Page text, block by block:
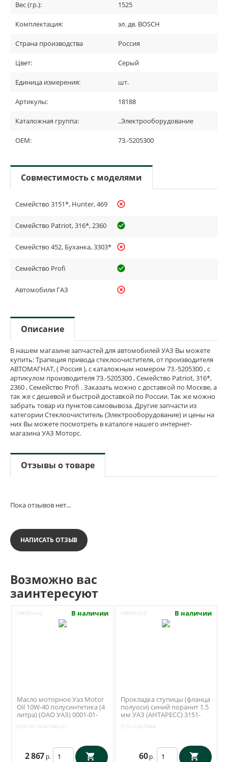
Вес (гр.): 1525
Комплектация: эл. дв. BOSCH
Страна производства Россия
Цвет: Серый
Единица измерения: шт.
Артикулы: 18188
Каталожная группа: ..Электрооборудование
OEM: 73.-5205300
Совместимость с моделями
Семейство 3151*, Hunter, 469 highlight_off
Семейство Patriot, 316*, 2360 check_circle_outline
Семейство 452, Буханка, 3303* highlight_off
Семейство Profi check_circle_outline
Автомобили ГАЗ highlight_off
Описание
В нашем магазине запчастей для автомобилей УАЗ Вы можете
купить: Трапеция привода стеклоочистителя, от производителя
АВТОМАГНАТ, ( Россия ), с каталожным номером 73.-5205300 , с
артикулом производителя 73.-5205300 , Семейство Patriot, 316*,
2360 , Семейство Profi . Заказать можно с доставкой по Москве, а
так же с дешевой и быстрой доставкой по России. Так же можно
забрать товар из пунктов самовывоза. Другие запчасти из
категории Стеклоочиститель (Электрооборудование) и цены на
них Вы можете посмотреть в каталоге нашего интернет-
магазина УАЗ Моторс.
Отзывы о товаре
Пока отзывов нет...
НАПИСАТЬ ОТЗЫВ
Возможно вас
заинтересуют
УМ001642 В наличии
Масло моторное Уаз Motor
Oil 10W-40 полусинтетика (4
литра) (ОАО УАЗ) 0001-01-
0001-01-0041040-01
2 867 р.
УМ006925 В наличии
Прокладка ступицы (фланца
полуоси) синий поранит 1.5
мм УАЗ (АНТАРЕСС) 3151-
3151-2407048
60 р.